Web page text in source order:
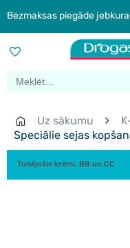
Bezmaksas piegāde
Uz sākumu
Speciālie sejas
Tonējošie krēmi, BB un CC